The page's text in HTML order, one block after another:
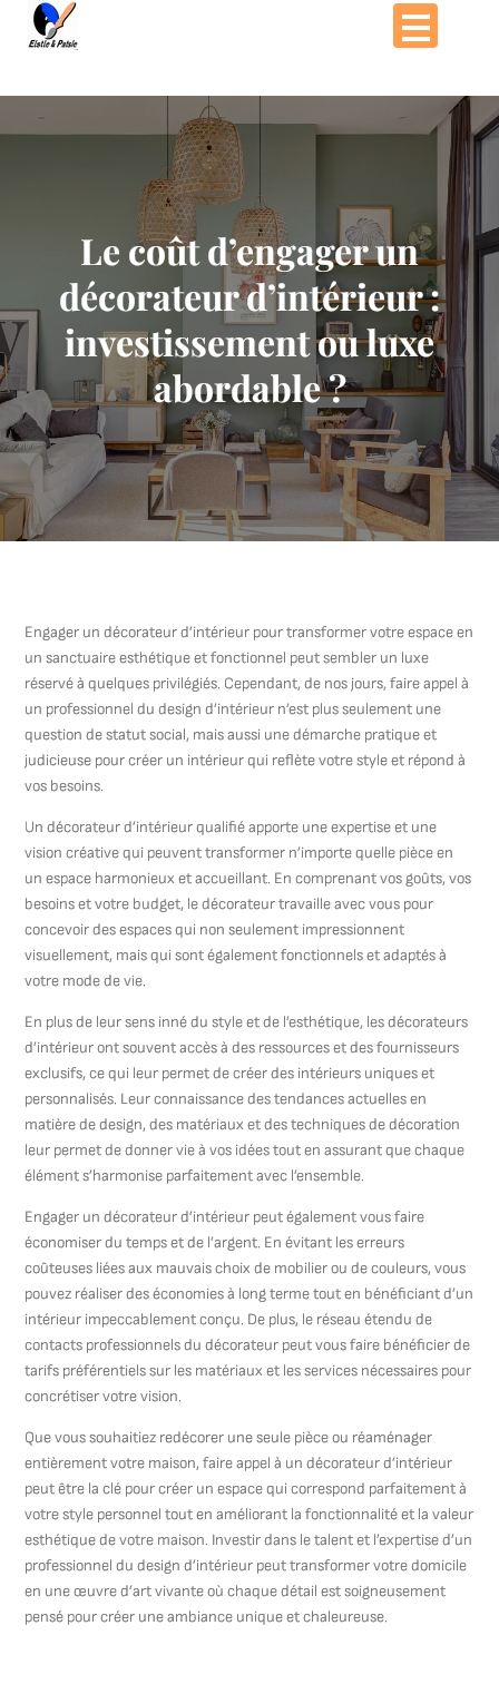
Passer
Le coût d’engager un
décorateur d’intérieur :
investissement ou luxe
abordable ?
Engager un décorateur d’intérieur pour transformer votre espace en
un sanctuaire esthétique et fonctionnel peut sembler un luxe
réservé à quelques privilégiés. Cependant, de nos jours, faire appel à
un professionnel du design d’intérieur n’est plus seulement une
question de statut social, mais aussi une démarche pratique et
judicieuse pour créer un intérieur qui reflète votre style et répond à
vos besoins.
Un décorateur d’intérieur qualifié apporte une expertise et une
vision créative qui peuvent transformer n’importe quelle pièce en
un espace harmonieux et accueillant. En comprenant vos goûts, vos
besoins et votre budget, le décorateur travaille avec vous pour
concevoir des espaces qui non seulement impressionnent
visuellement, mais qui sont également fonctionnels et adaptés à
votre mode de vie.
En plus de leur sens inné du style et de l’esthétique, les décorateurs
d’intérieur ont souvent accès à des ressources et des fournisseurs
exclusifs, ce qui leur permet de créer des intérieurs uniques et
personnalisés. Leur connaissance des tendances actuelles en
matière de design, des matériaux et des techniques de décoration
leur permet de donner vie à vos idées tout en assurant que chaque
élément s’harmonise parfaitement avec l’ensemble.
Engager un décorateur d’intérieur peut également vous faire
économiser du temps et de l’argent. En évitant les erreurs
coûteuses liées aux mauvais choix de mobilier ou de couleurs, vous
pouvez réaliser des économies à long terme tout en bénéficiant d’un
intérieur impeccablement conçu. De plus, le réseau étendu de
contacts professionnels du décorateur peut vous faire bénéficier de
tarifs préférentiels sur les matériaux et les services nécessaires pour
concrétiser votre vision.
Que vous souhaitiez redécorer une seule pièce ou réaménager
entièrement votre maison, faire appel à un décorateur d’intérieur
peut être la clé pour créer un espace qui correspond parfaitement à
votre style personnel tout en améliorant la fonctionnalité et la valeur
esthétique de votre maison. Investir dans le talent et l’expertise d’un
professionnel du design d’intérieur peut transformer votre domicile
en une œuvre d’art vivante où chaque détail est soigneusement
pensé pour créer une ambiance unique et chaleureuse.